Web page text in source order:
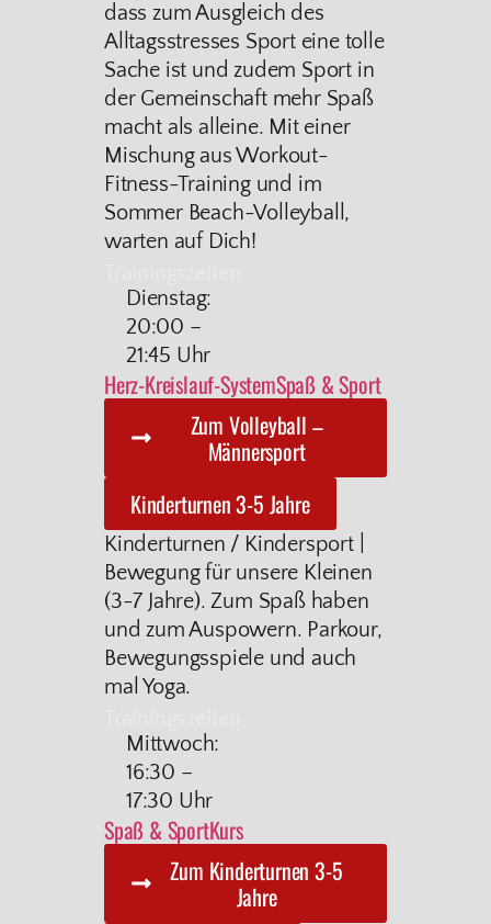
dass zum Ausgleich des
Alltagsstresses Sport eine tolle
Sache ist und zudem Sport in
der Gemeinschaft mehr Spaß
macht als alleine. Mit einer
Mischung aus Workout-
Fitness-Training und im
Sommer Beach-Volleyball,
warten auf Dich!
Dienstag:
20:00 –
21:45 Uhr
Herz-Kreislauf-SystemSpaß & Sport
Zum Volleyball –
Männersport
Kinderturnen 3-5 Jahre
Kinderturnen / Kindersport |
Bewegung für unsere Kleinen
(3-7 Jahre). Zum Spaß haben
und zum Auspowern. Parkour,
Bewegungsspiele und auch
mal Yoga.
Mittwoch:
16:30 –
17:30 Uhr
Spaß & SportKurs
Zum Kinderturnen 3-5
Jahre